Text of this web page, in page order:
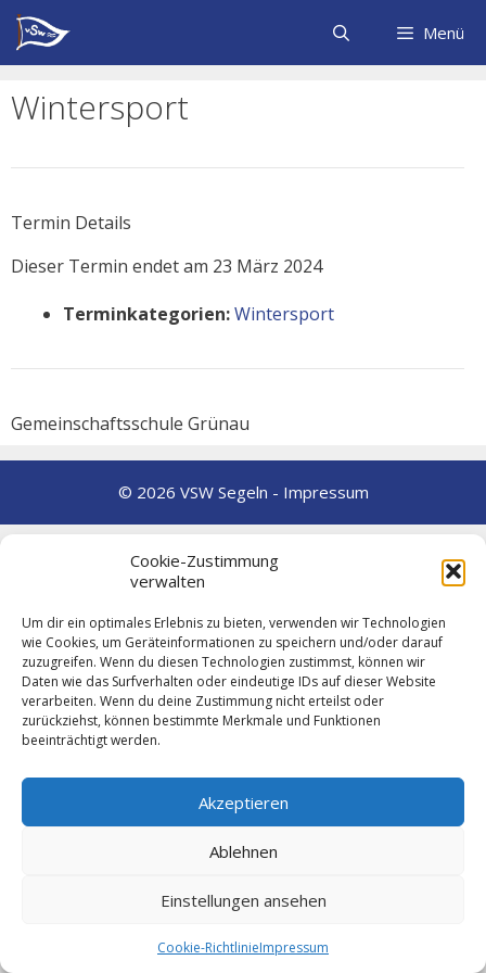
Cookie-Zustimmung
verwalten
Um dir ein optimales Erlebnis zu bieten, verwenden wir Technologien
wie Cookies, um Geräteinformationen zu speichern und/oder darauf
zuzugreifen. Wenn du diesen Technologien zustimmst, können wir
Daten wie das Surfverhalten oder eindeutige IDs auf dieser Website
verarbeiten. Wenn du deine Zustimmung nicht erteilst oder
zurückziehst, können bestimmte Merkmale und Funktionen
beeinträchtigt werden.
Akzeptieren
Ablehnen
Einstellungen ansehen
Cookie-RichtlinieImpressum
Zum
Inhalt
springen
Menü
Wintersport
Termin Details
Dieser Termin endet am 23 März 2024
Terminkategorien:Wintersport
Gemeinschaftsschule Grünau
© 2026 VSW Segeln - Impressum